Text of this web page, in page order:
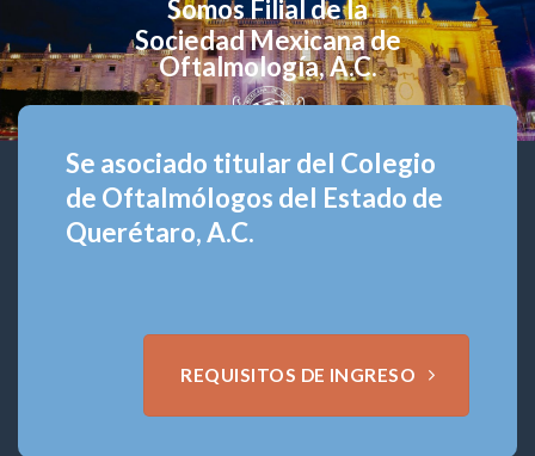
Somos Filial de la
Sociedad Mexicana de
Oftalmología, A.C.
Se asociado titular del Colegio
de Oftalmólogos del Estado de
Querétaro, A.C.
REQUISITOS DE INGRESO